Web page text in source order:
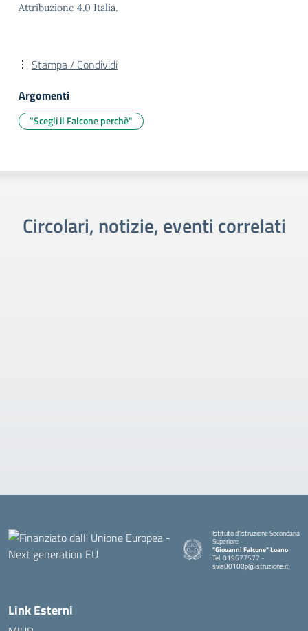
Attribuzione 4.0 Italia.
Stampa / Condividi
Argomenti
"Scegli il Falcone perchè"
Circolari, notizie, eventi correlati
Istituto d'Istruzione Secondaria
Superiore
"Giovanni Falcone" Loano
Tel. 019677577 -
svis00100p@istruzione.it
— Visita la pagina iniziale della
Link Esterni